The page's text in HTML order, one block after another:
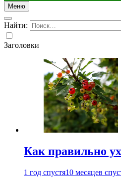
Меню
Найти:
Заголовки
Как правильно
1 год спустя10 месяцев